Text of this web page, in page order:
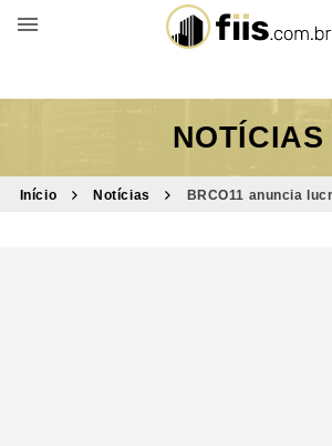
BUSCAR POR FUNDO
NOTÍCIAS
Início Notícias
BRCO11 anuncia